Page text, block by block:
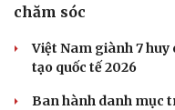
chăm sóc
Việt Nam giành 7
tạo quốc tế 2026
Ban hành danh mục